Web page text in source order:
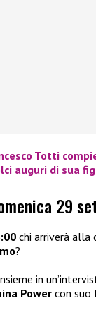
Totti
auguri di sua
29
chi arriverà alla
?
in
Power con